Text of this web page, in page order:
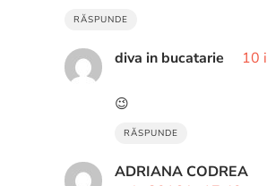
RĂSPUNDE
diva in bucatarie 10
😉
RĂSPUNDE
ADRIANA CODREA